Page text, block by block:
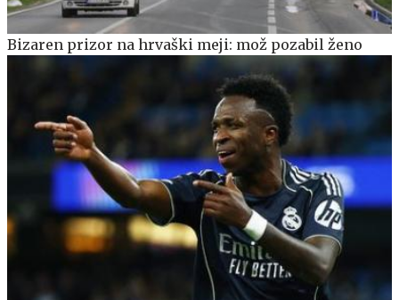
Bizaren prizor na hrvaški meji: mož pozabil ženo